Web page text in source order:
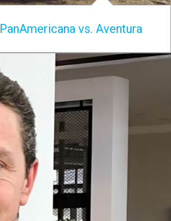
PanAmericana vs. Aventura